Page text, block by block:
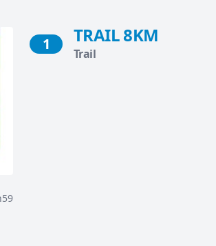
1 TRAIL 8KM
Trail